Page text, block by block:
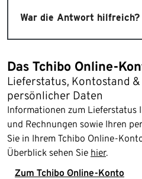
War die Antwort hilfreich?
Das Tchibo Online-
Lieferstatus, Kontostand
persönlicher Daten
Informationen zum Lieferstatus
und Rechnungen sowie Ihren
Sie in Ihrem Tchibo Online-
Überblick sehen Sie hier.
Zum Tchibo Online-Konto